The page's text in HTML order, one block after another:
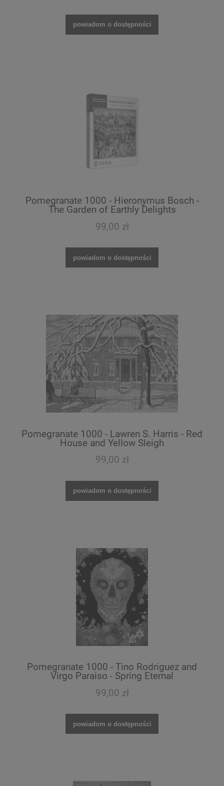
powiadom o dostępności
Pomegranate 1000 - Hieronymus Bosch -
The Garden of Earthly Delights
99,00 zł
powiadom o dostępności
Pomegranate 1000 - Lawren S. Harris - Red
House and Yellow Sleigh
99,00 zł
powiadom o dostępności
Pomegranate 1000 - Tino Rodriguez and
Virgo Paraiso - Spring Eternal
99,00 zł
powiadom o dostępności